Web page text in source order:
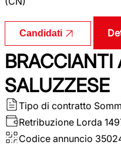
Candidati
BRACCIANTI
SALUZZESE
Tipo di contratto
Retribuzione Lorda
Codice annuncio